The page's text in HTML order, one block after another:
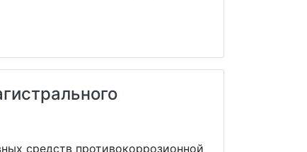
средств противокоррозионной